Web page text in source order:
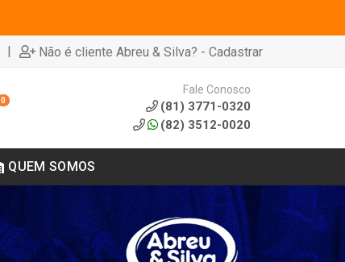
| Não é cliente Abreu & Silva? - Cadastrar
0
Fale Conosco
(81) 3771-0320
(82) 3512-0020
QUEM SOMOS